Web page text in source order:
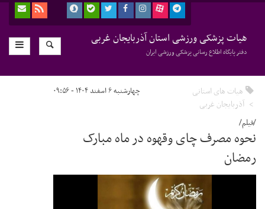
هیات پزشکی ورزشی استان آذربایجان غربی
دفتر پایگاه اطلاع رسانی پزشکی ورزشی ایران
هیات های استانی
آذربایجان غربی
چهارشنبه ۶ اسفند ۱۴۰۴ - ۰۹:۵۶
/فیلم/
نحوه مصرف چای وقهوه در ماه مبارک
رمضان